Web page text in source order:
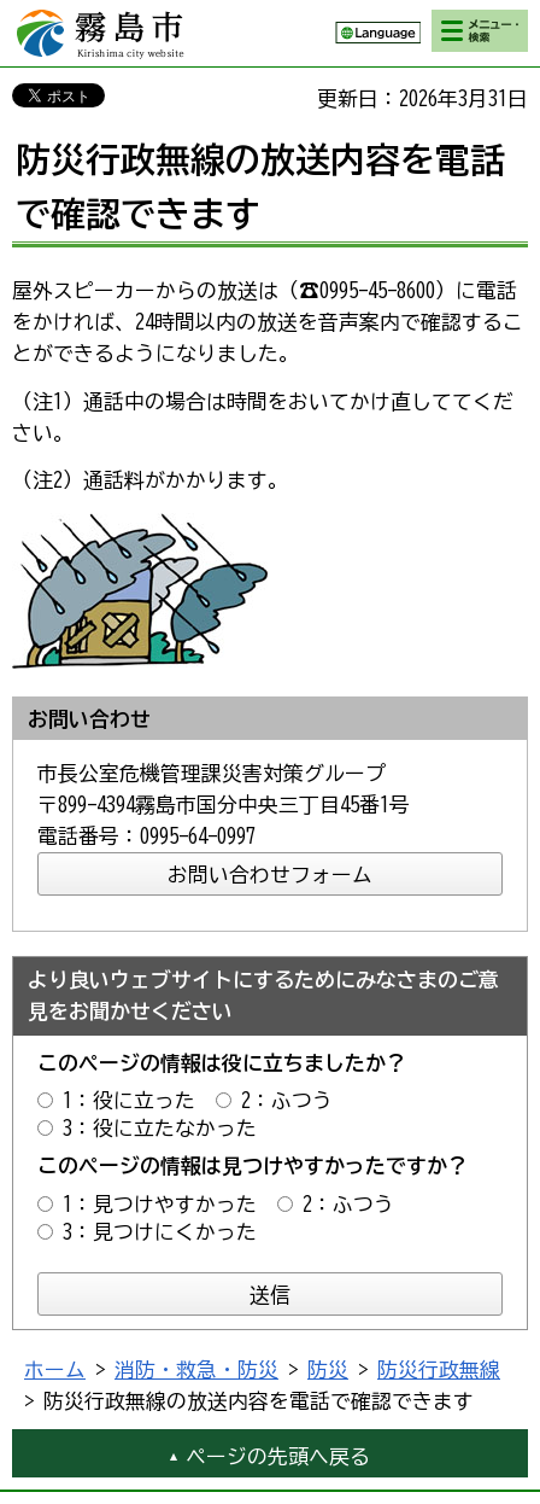
霧島市 Kirishima
city website
検索・メニ
ュー
更新日：2026年3月31日
防災行政無線の放送内容を電話
で確認できます
屋外スピーカーからの放送は（☎0995-45-8600）に電話
をかければ、24時間以内の放送を音声案内で確認するこ
とができるようになりました。
（注1）通話中の場合は時間をおいてかけ直しててくだ
さい。
（注2）通話料がかかります。
お問い合わせ
市長公室危機管理課災害対策グループ
〒899-4394霧島市国分中央三丁目45番1号
電話番号：0995-64-0997
より良いウェブサイトにするためにみなさまのご意
見をお聞かせください
このページの情報は役に立ちましたか？
1：役に立った
2：ふつう
3：役に立たなかった
このページの情報は見つけやすかったですか？
1：見つけやすかった
2：ふつう
3：見つけにくかった
ホーム > 消防・救急・防災 > 防災 > 防災行政無線
> 防災行政無線の放送内容を電話で確認できます
ページの先頭へ戻る